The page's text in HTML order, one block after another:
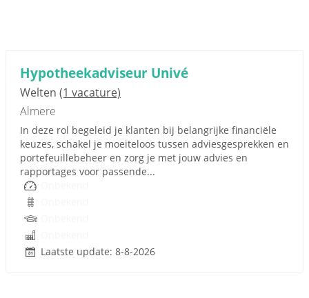
Hypotheekadviseur Univé
Welten (1 vacature)
Almere
In deze rol begeleid je klanten bij belangrijke financiële
keuzes, schakel je moeiteloos tussen adviesgesprekken en
portefeuillebeheer en zorg je met jouw advies en
rapportages voor passende...
Laatste update: 8-8-2026